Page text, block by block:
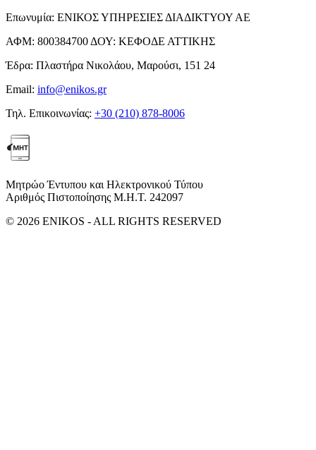
Επωνυμία: ΕΝΙΚΟΣ ΥΠΗΡΕΣΙΕΣ ΔΙΑΔΙΚΤΥΟΥ ΑΕ
ΑΦΜ: 800384700 ΔΟΥ: ΚΕΦΟΔΕ ΑΤΤΙΚΗΣ
Έδρα: Πλαστήρα Νικολάου, Μαρούσι, 151 24
Email: info@enikos.gr
Τηλ. Επικοινωνίας: +30 (210) 878-8006
Μητρώο Έντυπου και Ηλεκτρονικού Τύπου
Αριθμός Πιστοποίησης Μ.Η.Τ. 242097
© 2026 ENIKOS - ALL RIGHTS RESERVED